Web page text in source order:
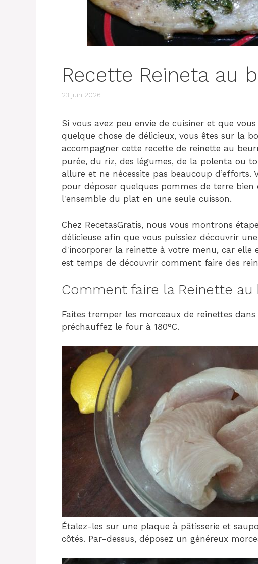
Recette Reineta au
23 juin 2026
Si vous avez peu envie de cuisiner et que
quelque chose de délicieux, vous êtes sur la
accompagner cette recette de reinette au
purée, du riz, des légumes, de la polenta ou
allure et ne nécessite pas beaucoup
pour déposer quelques pommes de terre
l'ensemble du plat en une seule cuisson.
Chez RecetasGratis, nous vous montrons
délicieuse afin que vous puissiez découvrir
d'incorporer la reinette à votre menu, car elle
est temps de découvrir comment faire des
Comment faire la Reinette au
Faites tremper les morceaux de reinettes
préchauffez le four à 180°C.
Étalez-les sur une plaque à pâtisserie et
côtés. Par-dessus, déposez un généreux